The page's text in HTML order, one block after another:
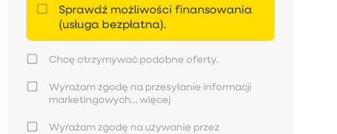
Sprawdź możliwości finansowania
(usługa bezpłatna).
Chcę otrzymywać podobne oferty.
Wyrażam zgodę na przesyłanie informacji
marketingowych... więcej
Wyrażam zgodę na używanie przez